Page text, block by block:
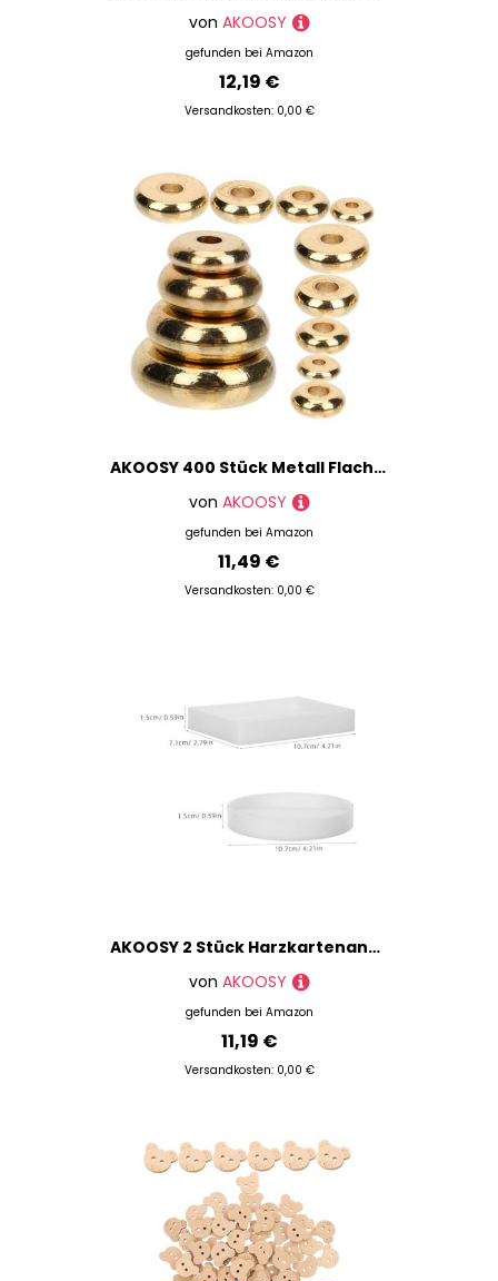
von AKOOSY
gefunden bei Amazon
12,19 €
Versandkosten: 0,00 €
AKOOSY 400 Stück Metall Flache Perlen Leichte Spacer Perlen für Schmuckherstellung DIY Bastelperlen für Armbänder und Ketten Robuste Zwischenperlen für Einzigartiges Auffädeln
von AKOOSY
gefunden bei Amazon
11,49 €
Versandkosten: 0,00 €
AKOOSY 2 Stück Harzkartenanzeigeform Harzkartenstandform Silikonkartenanzeigeform DIY-Kartenhalter-Form Kartenlagerepoxidform Silikonnamenhalterform Form aus Epoxidharz Kieselgel Weiß
von AKOOSY
gefunden bei Amazon
11,19 €
Versandkosten: 0,00 €